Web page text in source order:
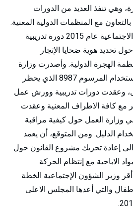
وهي تنفذ العديد من الدورات
بالتعاون مع المنظمات الدولية المعنية.
كما نفذت وزارة الشؤون الاجتماعية عام 2015 دورة تدريبية
تحديد هوية ضحايا الإتجار
الهجرة الدولية. وأصدرت وزارة
العمل الدليل الارشادي لإستخدام المرسوم 8987 الذي يحظر
وعقدت دورات تدريبية وورش عمل
مع كافة الاطراف المعنية وعقدت
العمل حول كيفية مراقبة
الدليل. ومن المتوقع، أن يعمد
إعادة تحريك مشروع القانون حول
الاباحية مع إنتظام الحركة
وزير الشؤون الإجتماعية الخطة
والتي أعدها المجلس الاعلى